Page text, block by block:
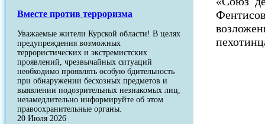
Вместе против терроризма
Уважаемые жители Курской области! В целях
предупреждения возможных
террористических и экстремистских
проявлений, чрезвычайных ситуаций
необходимо проявлять особую бдительность
при обнаружении бесхозных предметов и
выявлении подозрительных незнакомых лиц,
незамедлительно информируйте об этом
правоохранительные органы.
20 Июля 2026